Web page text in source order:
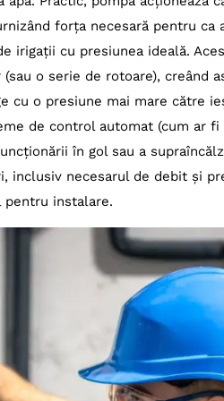
750
GE-WW 1140 E
BP 4 Deep Well
P 6000 Inox
5000/5 inox
GardenPump 18V-280
3-I-507-DM
JP 5
Euroinox 30/50 M
HF 50
100-1.1
GC-SP 2768
SP 5 Dirt
TP 7500 SI
forța necesară pentru ca
irigații cu presiunea ideală.
o serie de rotoare), creând
cu o presiune mai mare către
de control automat (cum ar
în gol sau a
inclusiv necesarul de debit și
pentru instalare.